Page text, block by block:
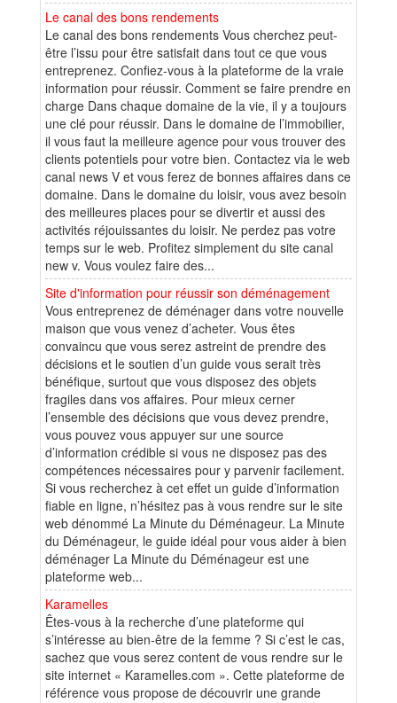
Le canal des bons rendements
Le canal des bons rendements Vous cherchez peut-
être l’issu pour être satisfait dans tout ce que vous
entreprenez. Confiez-vous à la plateforme de la vraie
information pour réussir. Comment se faire prendre en
charge Dans chaque domaine de la vie, il y a toujours
une clé pour réussir. Dans le domaine de l’immobilier,
il vous faut la meilleure agence pour vous trouver des
clients potentiels pour votre bien. Contactez via le web
canal news V et vous ferez de bonnes affaires dans ce
domaine. Dans le domaine du loisir, vous avez besoin
des meilleures places pour se divertir et aussi des
activités réjouissantes du loisir. Ne perdez pas votre
temps sur le web. Profitez simplement du site canal
new v. Vous voulez faire des...
Site d'information pour réussir son déménagement
Vous entreprenez de déménager dans votre nouvelle
maison que vous venez d’acheter. Vous êtes
convaincu que vous serez astreint de prendre des
décisions et le soutien d’un guide vous serait très
bénéfique, surtout que vous disposez des objets
fragiles dans vos affaires. Pour mieux cerner
l’ensemble des décisions que vous devez prendre,
vous pouvez vous appuyer sur une source
d’information crédible si vous ne disposez pas des
compétences nécessaires pour y parvenir facilement.
Si vous recherchez à cet effet un guide d’information
fiable en ligne, n’hésitez pas à vous rendre sur le site
web dénommé La Minute du Déménageur. La Minute
du Déménageur, le guide idéal pour vous aider à bien
déménager La Minute du Déménageur est une
plateforme web...
Karamelles
Êtes-vous à la recherche d’une plateforme qui
s’intéresse au bien-être de la femme ? Si c’est le cas,
sachez que vous serez content de vous rendre sur le
site internet « Karamelles.com ». Cette plateforme de
référence vous propose de découvrir une grande